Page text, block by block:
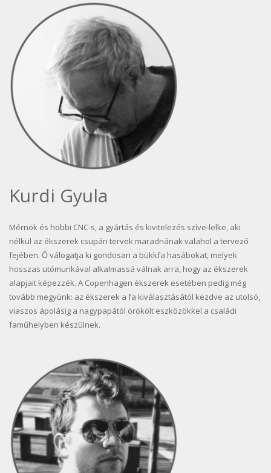
Kurdi Gyula
Mérnök és hobbi CNC-s, a gyártás és kivitelezés szíve-lelke, aki
nélkül az ékszerek csupán tervek maradnának valahol a tervező
fejében. Ő válogatja ki gondosan a bükkfa hasábokat, melyek
hosszas utómunkával alkalmassá válnak arra, hogy az ékszerek
alapjait képezzék. A Copenhagen ékszerek esetében pedig még
tovább megyünk: az ékszerek a fa kiválasztásától kezdve az utolsó,
viaszos ápolásig a nagypapától örökölt eszközökkel a családi
faműhelyben készülnek.